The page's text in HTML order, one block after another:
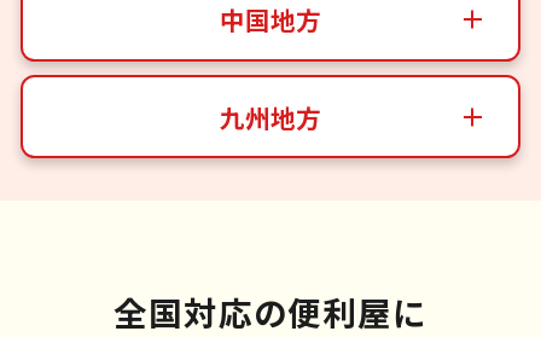
中国地方
九州地方
全国対応の便利屋に